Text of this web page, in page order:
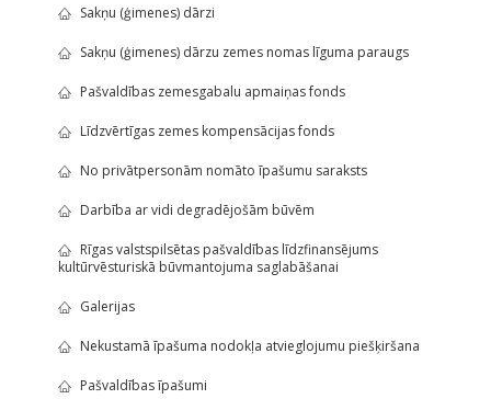
Sakņu (ģimenes) dārzi
Sakņu (ģimenes) dārzu zemes nomas līguma paraugs
Pašvaldības zemesgabalu apmaiņas fonds
Līdzvērtīgas zemes kompensācijas fonds
No privātpersonām nomāto īpašumu saraksts
Darbība ar vidi degradējošām būvēm
Rīgas valstspilsētas pašvaldības līdzfinansējums
kultūrvēsturiskā būvmantojuma saglabāšanai
Galerijas
Nekustamā īpašuma nodokļa atvieglojumu piešķiršana
Pašvaldības īpašumi